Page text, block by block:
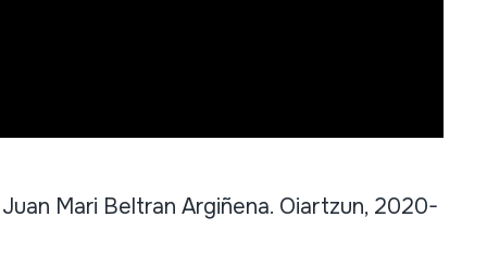
Mari Beltran Argiñena. Oiartzun, 2020-